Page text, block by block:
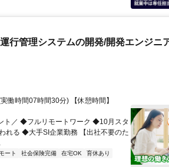
行管理システムの開発/開発エンジニ
働時間07時間30分) 【休憩時間】
ト／ ◆フルリモートワーク ◆10月スタ
れる ◆大手SI企業勤務 【出社不要のた
ート 社会保険完備 在宅OK
育休あり